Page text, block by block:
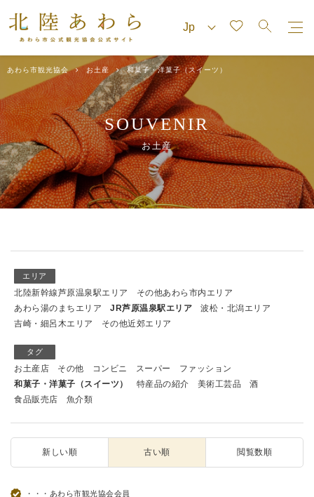
あわら市観光協会 お土産 和菓子・洋菓子（スイーツ）
SOUVENIR
お土産
エリア
北陸新幹線芦原温泉駅エリア
その他あわら市内エリア
あわら湯のまちエリア
JR芦原温泉駅エリア
波松・北潟エリア
吉崎・細呂木エリア
その他近郊エリア
タグ
お土産店 その他 コンビニ スーパー
ファッション
和菓子・洋菓子（スイーツ）
特産品の紹介 美術工芸品
酒
食品販売店
魚介類
新しい順 古い順 閲覧数順
・・・あわら市観光協会会員